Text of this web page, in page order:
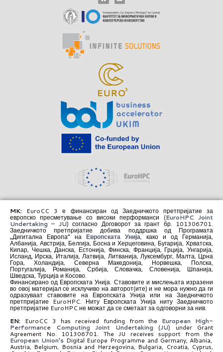
MK: EuroCC 3 е финансиран од Заедничкото претпријатие за
европско пресметување со високи перформанси (EuroHPC Joint
Undertaking – JU) согласно Договорот за грант бр. 101306701.
Заедничкото претпријатие добива поддршка од Програмата
„Дигитална Европа“ на Европската Унија, како и од Германија,
Албанија, Австрија, Белгија, Босна и Херцеговина, Бугарија, Хрватска,
Кипар, Чешка, Данска, Естонија, Финска, Франција, Грција, Унгарија,
Исланд, Ирска, Италија, Латвија, Литванија, Луксембург, Малта, Црна
Гора, Холандија, Северна Македонија, Норвешка, Полска,
Португалија, Романија, Србија, Словачка, Словенија, Шпанија,
Шведска, Турција и Косово.
Финансирано од Европската Унија. Ставовите и мислењата изразени
во овој материјал се исклучиво на авторот(ите) и не мора нужно да ги
одразуваат ставовите на Европската Унија или на Заедничкото
претпријатие EuroHPC. Ниту Европската Унија ниту Заедничкото
претпријатие EuroHPC не можат да се сметаат за одговорни за нив.
EN: EuroCC 3 has received funding from the European High-
Performance Computing Joint Undertaking (JU) under Grant
Agreement No. 101306701. The JU receives support from the
European Union‘sDigital Europe Programme and Germany, Albania,
Austria, Belgium, Bosnia and Herzegovina, Bulgaria, Croatia, Cyprus,